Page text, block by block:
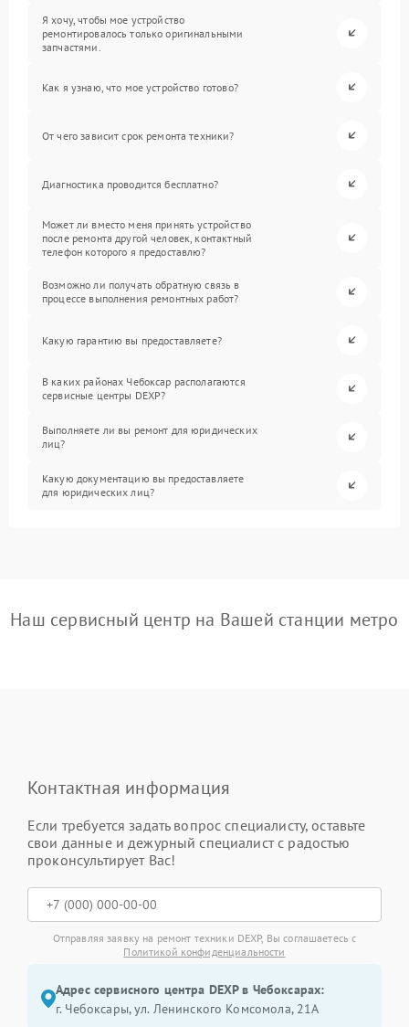
Я хочу, чтобы мое устройство
ремонтировалось только оригинальными
запчастями.
Как я узнаю, что мое устройство готово?
От чего зависит срок ремонта техники?
Диагностика проводится бесплатно?
Может ли вместо меня принять устройство
после ремонта другой человек, контактный
телефон которого я предоставлю?
Возможно ли получать обратную связь в
процессе выполнения ремонтных работ?
Какую гарантию вы предоставляете?
В каких районах Чебоксар располагаются
сервисные центры DEXP?
Выполняете ли вы ремонт для юридических
лиц?
Какую документацию вы предоставляете
для юридических лиц?
Наш сервисный центр на Вашей станции метро
Контактная информация
Если требуется задать вопрос специалисту, оставьте
свои данные и дежурный специалист с радостью
проконсультирует Вас!
Отправляя заявку на ремонт техники DEXP, Вы соглашаетесь с
Политикой конфиденциальности
Адрес сервисного центра DEXP в Чебоксарах:
г. Чебоксары, ул. Ленинского Комсомола, 21А